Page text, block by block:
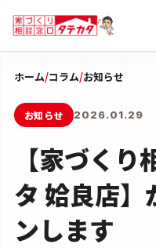
ホーム/コラム/お知らせ
お知らせ 2026.01.29
【家づく
タ 姶良店】
ンします